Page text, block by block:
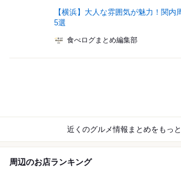
【横浜】大人な雰囲気が魅力！関内
5選
食べログまとめ編集部
近くのグルメ情報まとめをもっ
周辺のお店ランキング